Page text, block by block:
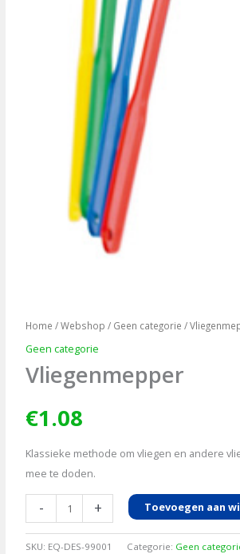
Home /Webshop / Geen categorie /
Geen categorie
Vliegenmepper
€1.08
Klassieke methode om vliegen en andere
mee te doden.
-
Vliegenmepper
aantal
+ Toevoegen aan
SKU: EQ-DES-99001 Categorie: Geen